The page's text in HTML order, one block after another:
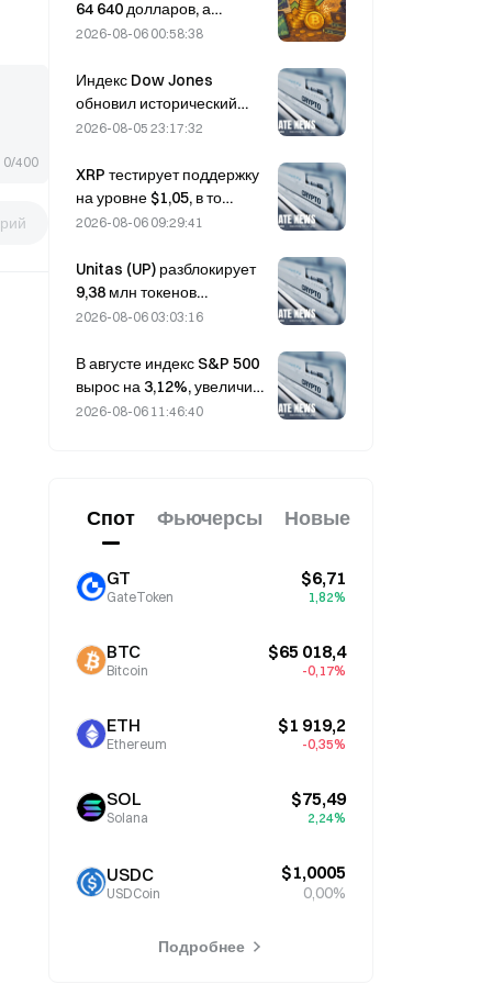
0/400
пользователей не
утрачены.
64 640 долларов, а
уязвимость Coldcard
за три месяца числу
активных кошельков.
2026-08-06 00:58:38
Индекс Dow Jones
обновил исторический
максимум, продлив
ночных торгах; рост
обеспечили инвестиции в
ИИ
2026-08-05 23:17:32
XRP тестирует поддержку
на уровне $1,05, в то
время как Ethereum
$1 908 при низких
объёмах торгов.
2026-08-06 09:29:41
Unitas (UP) разблокирует
9,38 млн токенов
стоимостью 3,18 млн
2026-08-06 03:03:16
В августе индекс S&P 500
вырос на 3,12%, увеличив
рыночную капитализацию
2026-08-06 11:46:40
Спот Фьючерсы Новые
GT
GateToken
$6,71
1,82%
BTC
Bitcoin
$65 018,4
-0,17%
ETH
Ethereum
$1 919,2
-0,35%
SOL
Solana
$75,49
2,24%
USDC
USDCoin
$1,0005
0,00%
Подробнее